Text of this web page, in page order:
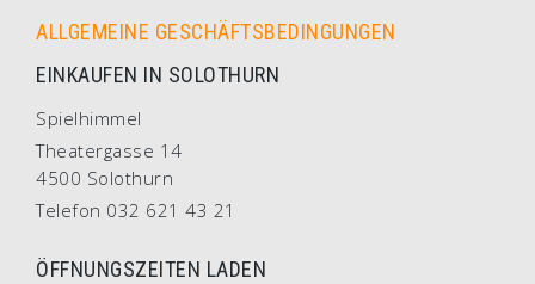
ALLGEMEINE GESCHÄFTSBEDINGUNGEN
EINKAUFEN IN SOLOTHURN
Spielhimmel
Theatergasse 14
4500 Solothurn
Telefon 032 621 43 21
ÖFFNUNGSZEITEN LADEN